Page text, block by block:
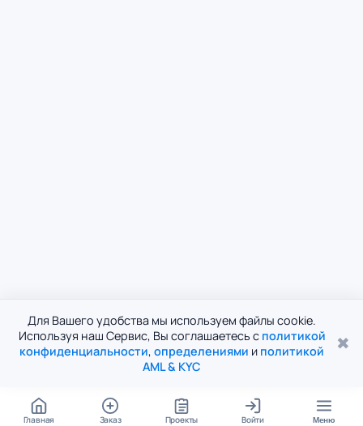
Для Вашего удобства мы используем файлы cookie.
Используя наш Сервис, Вы соглашаетесь с политикой
конфиденциальности, определениями и политикой
AML & KYC
✖
Главная Заказ Проекты Войти Меню